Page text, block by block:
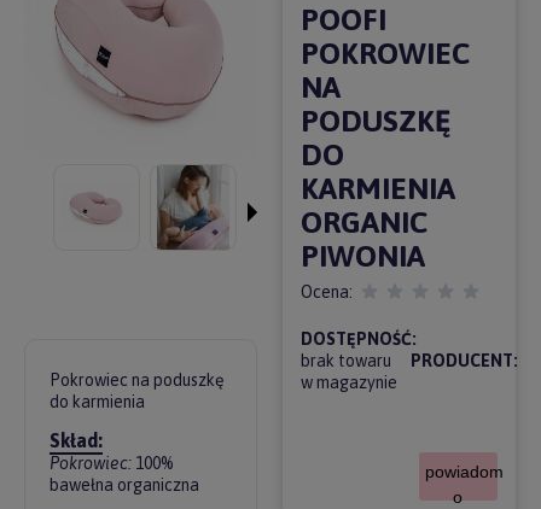
Pokrowiec na poduszkę
do karmienia
Skład:
Pokrowiec: 100%
bawełna organiczna
POOFI
POKROWIEC
NA
PODUSZKĘ
DO
KARMIENIA
ORGANIC
PIWONIA
Ocena:
DOSTĘPNOŚĆ:
brak towaru
w magazynie
PRODUCENT:
powiadom
o